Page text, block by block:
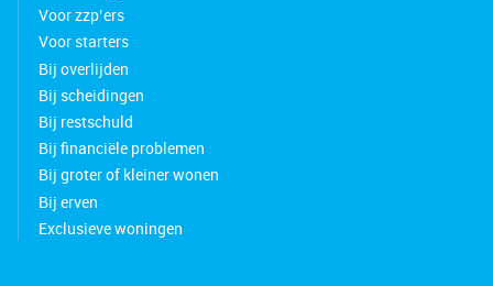
Voor zzp’ers
Voor starters
Bij overlijden
Bij scheidingen
Bij restschuld
Bij financiële problemen
Bij groter of kleiner wonen
Bij erven
Exclusieve woningen